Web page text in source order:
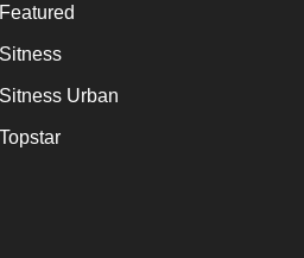
Featured
Sitness
Sitness Urban
Topstar